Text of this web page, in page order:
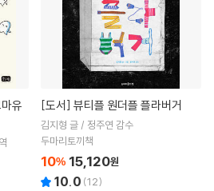
[도서] 뷰티플 원더플 플라버거
김지형 글 / 정주연 감수
두마리토끼책
10% 15,120원
10.0 (12)